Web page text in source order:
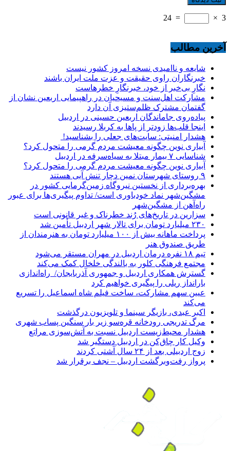
3
×
=
24
آخرین مطالب
شایعه و ناامیدی نسخه امروز کشور نیست
خبرنگاران راوی حقیقت و عزت ملت ایران باشند
نگارِ بی‌خبر از خود، خبرنگارِ خطرهاست
مشارکت اهل‌سنت و مسیحیان در راهپیمایی اربعین نشان از
گفتمان مشترک ظلم‌ستیزی آن دارد
پیاده‌روی جاماندگان اربعین حسینی در اردبیل
اینجا قلب‌ها زودتر از پاها به کربلا رسیدند
هشدار امنیتی: سایت‌های جعلی را بشناسید!
آبیاری نوین چگونه معیشت مردم گرمی را متحول کرد؟
شناسایی ۷ بیمار مبتلا به سیاه‌سرفه در اردبیل
آبیاری نوین چگونه معیشت مردم گرمی را متحول کرد؟
۹ روستای شهرستان نمین دچار تنش آبی هستند
بهره‌برداری از نخستین نیروگاه زمین‌گرمایی کشور در
مشگین‌شهر نماد خودباوری است/ تداوم پیگیری‌ها برای عبور
راه‌آهن از مشگین‌شهر
سزارین در تاریخ‌های رُند خطرناک و غیر قانونی است
۲۳۰ میلیارد تومان برای تالار شهر اردبیل تأمین شد
پرداخت ماهانه بیش از ۱۰۰ میلیارد تومان به هنرمندان از
طریق صندوق هنر
تیم ۱۸ نفره درمان اردبیل در مهران مستقر می‌شود
مجتمع فرهنگی کلور به بالندگی خلخال کمک می‌کند
گسترش همکاری اردبیل و جمهوری آذربایجان/ راه‌اندازی
بارانداز ریلی را پیگیری خواهیم کرد
عیین سهم مشارکت، ساخت فیلم شاه‌ اسماعیل را تسریع
می‌کند
اکبر عبدی، بازیگر سینما و تلویزیون درگذشت
مرگ تدریجی رودخانه قره‌سو زیر بار سنگین پساب شهری
هشدار محیط‌زیست اردبیل نسبت به آتش‌سوزی مراتع
وکیل کار چاق‌کن در اردبیل دستگیر شد
زوج اردبیلی بعد از ۲۴ سال آشتی کردند
پرواز رفت‌وبرگشت اردبیل – نجف برقرار شد